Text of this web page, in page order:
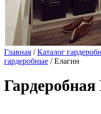
Главная /Каталог
гардеробные / Елагин